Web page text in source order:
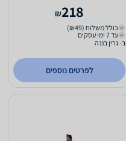
218
₪
כולל משלוח (₪49)
עד 7 ימי עסקים
ב- גרין בננה
לפרטים נוספים